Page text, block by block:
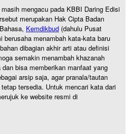
mengacu pada KBBI Daring Edisi
merupakan Hak Cipta Badan
Kemdikbud (dahulu Pusat
berusaha menambah kata-kata baru
dibagian akhir arti atau definisi
semakin menambah khazanah
bisa memberikan manfaat yang
arsip saja, agar pranala/tautan
tersedia. Untuk mencari kata dari
ke website resmi di